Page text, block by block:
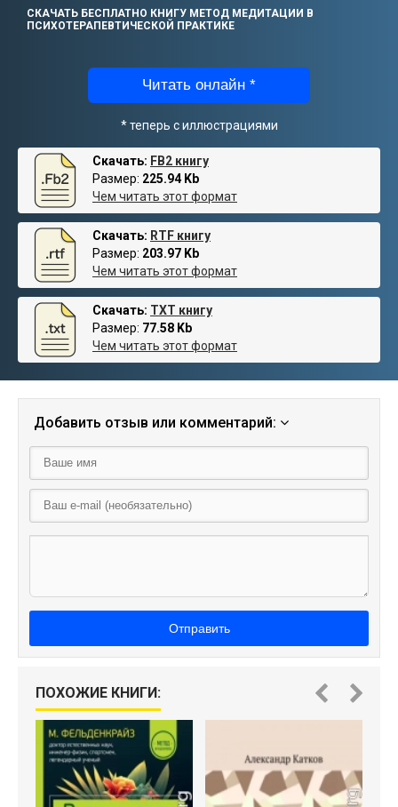
СКАЧАТЬ БЕСПЛАТНО КНИГУ МЕТОД МЕДИТАЦИИ В
ПСИХОТЕРАПЕВТИЧЕСКОЙ ПРАКТИКЕ
Читать онлайн *
* теперь с иллюстрациями
Скачать: FB2 книгу
Размер: 225.94 Kb
Чем читать этот формат
Скачать: RTF книгу
Размер: 203.97 Kb
Чем читать этот формат
Скачать: TXT книгу
Размер: 77.58 Kb
Чем читать этот формат
Добавить отзыв или комментарий:
Отправить
ПОХОЖИЕ КНИГИ: